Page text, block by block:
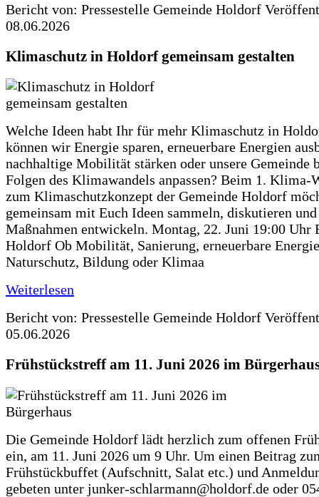
Bericht von: Pressestelle Gemeinde Holdorf
08.06.2026
Klimaschutz in Holdorf gemeinsam gestalten
Welche Ideen habt Ihr für mehr Klimaschutz in
können wir Energie sparen, erneuerbare Energien
nachhaltige Mobilität stärken oder unsere Gemeinde
Folgen des Klimawandels anpassen? Beim 1. Klima-
zum Klimaschutzkonzept der Gemeinde Holdorf
gemeinsam mit Euch Ideen sammeln, diskutieren
Maßnahmen entwickeln. Montag, 22. Juni 19:00 Uhr
Holdorf Ob Mobilität, Sanierung, erneuerbare
Naturschutz, Bildung oder Klimaa
Weiterlesen
Bericht von: Pressestelle Gemeinde Holdorf
05.06.2026
Frühstückstreff am 11. Juni 2026 im
Die Gemeinde Holdorf lädt herzlich zum offenen
ein, am 11. Juni 2026 um 9 Uhr. Um einen Beitrag
Frühstückbuffet (Aufschnitt, Salat etc.) und
gebeten unter junker-schlarmann@holdorf.de oder